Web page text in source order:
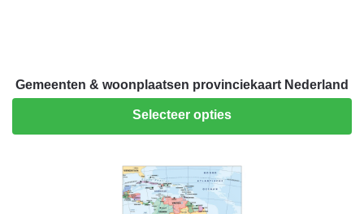
Gemeenten & woonplaatsen provinciekaart Nederland
Selecteer opties